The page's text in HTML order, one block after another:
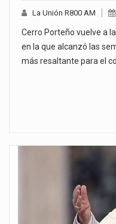
La Unión R800 AM
Cerro Porteño vuelve a
en la que alcanzó las
más resaltante para el